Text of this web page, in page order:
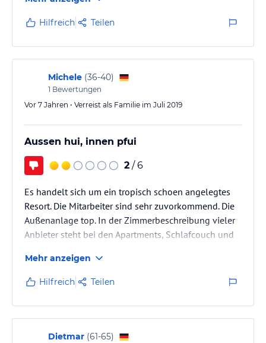
vom Resort aus erreichbar.
Sonstige Einrichtungen und Services
Um den Aufenthalt jedes Gastes so komfortabel und angenehm
wie möglich zu gestalten, bietet das Sonesta Hotels & Resorts
und Services. Die Appartements und Villen werden zweimal pro
Woche gereinigt. Darüber hinaus stehen den Gästen
Waschmaschinen und Trockner, Bügeleisen und Bügelbretter,
Hinweis:
Hoteliers-/Veranstalter-/Kataloginformationen. Alle Angaben
lies vor der Buchung die verbindlichen Angebotsdetailsdes
jeweiligen Veranstalters.
Hilfreich Teilen
Michele (36-40)
1 Bewertungen
Vor 7 Jahren • Verreist als Familie im Juli 2019
Aussen hui, innen pfui
2 / 6
Es handelt sich um ein tropisch schoen angelegtes
Resort. Die Mitarbeiter sind sehr zuvorkommend. Die
Außenanlage top. In der Zimmerbeschreibung vieler
Anbieter steht bei den Apartments, Schlafcouch und
es sich um ein sehr einfaches Campingbett-
Gaestebett und die Klimaanlage, ja die gibt es aber
nur im Schlafzimmer. Die Zimmer bedürfen auch einer
Teilrenovierung. ANSTRICHE, Fliesenaustausch,
Amaturenwechsel. Temperaturen von 27 Grad im
Wohn und Kuechenraum wo der…
Mehr anzeigen
Hilfreich Teilen
Dietmar (61-65)